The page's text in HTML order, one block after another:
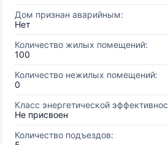
Дом признан аварийным:
Нет
Количество жилых помещений:
100
Количество нежилых помещений:
0
Класс энергетической
Не присвоен
Количество подъездов: